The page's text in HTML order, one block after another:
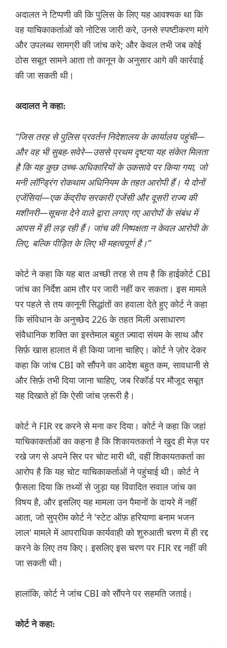
अदालत ने टिप्पणी की कि पुलिस के लिए यह आवश्यक था कि
वह याचिकाकर्ताओं को नोटिस जारी करे, उनसे स्पष्टीकरण मांगे
और उपलब्ध सामग्री की जांच करे; और केवल तभी जब कोई
ठोस सबूत सामने आता तो कानून के अनुसार आगे की कार्रवाई
की जा सकती थी।
अदालत ने कहा:
“जिस तरह से पुलिस प्रवर्तन निदेशालय के कार्यालय पहुंची—
और वह भी सुबह-सवेरे—उससे प्रथम दृष्टया यह संकेत मिलता
है कि यह कुछ उच्च-अधिकारियों के उकसावे पर किया गया, जो
मनी लॉन्ड्रिंग रोकथाम अधिनियम के तहत आरोपी हैं। ये दोनों
एजेंसियां—एक केंद्रीय सरकारी एजेंसी और दूसरी राज्य की
मशीनरी—सूचना देने वाले द्वारा लगाए गए आरोपों के संबंध में
आपस में ही लड़ रही हैं। जांच की निष्पक्षता न केवल आरोपी के
लिए, बल्कि पीड़ित के लिए भी महत्वपूर्ण है।”
कोर्ट ने कहा कि यह बात अच्छी तरह से तय है कि हाईकोर्ट CBI
जांच का निर्देश आम तौर पर जारी नहीं कर सकता। इस मामले
पर पहले से तय कानूनी सिद्धांतों का हवाला देते हुए कोर्ट ने कहा
कि संविधान के अनुच्छेद 226 के तहत मिली असाधारण
संवैधानिक शक्ति का इस्तेमाल बहुत ज़्यादा संयम के साथ और
सिर्फ़ खास हालात में ही किया जाना चाहिए। कोर्ट ने ज़ोर देकर
कहा कि जांच CBI को सौंपने का आदेश बहुत कम, सावधानी से
और सिर्फ़ तभी दिया जाना चाहिए, जब रिकॉर्ड पर मौजूद सबूत
यह दिखाते हों कि ऐसी जांच ज़रूरी है।
कोर्ट ने FIR रद्द करने से मना कर दिया। कोर्ट ने कहा कि जहां
याचिकाकर्ताओं का कहना है कि शिकायतकर्ता ने खुद ही मेज़ पर
रखे जग से अपने सिर पर चोट मारी थी, वहीं शिकायतकर्ता का
आरोप है कि यह चोट याचिकाकर्ताओं ने पहुंचाई थी। कोर्ट ने
फ़ैसला दिया कि तथ्यों से जुड़ा यह विवादित सवाल जांच का
विषय है, और इसलिए यह मामला उन पैमानों के दायरे में नहीं
आता, जो सुप्रीम कोर्ट ने 'स्टेट ऑफ़ हरियाणा बनाम भजन
लाल' मामले में आपराधिक कार्यवाही को शुरुआती चरण में ही रद्द
करने के लिए तय किए। इसलिए इस चरण पर FIR रद्द नहीं की
जा सकती थी।
हालांकि, कोर्ट ने जांच CBI को सौंपने पर सहमति जताई।
कोर्ट ने कहा: